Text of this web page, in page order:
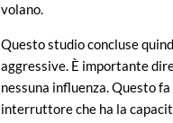
volano.
Questo studio concluse
aggressive. È importante
nessuna influenza. Questo
interruttore che ha la